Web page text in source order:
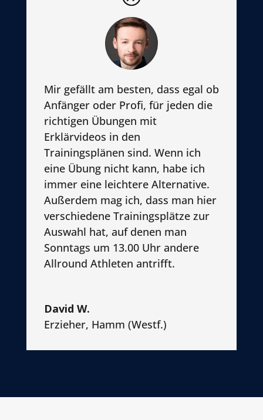
Mir gefällt am besten, dass egal ob
Anfänger oder Profi, für jeden die
richtigen Übungen mit
Erklärvideos in den
Trainingsplänen sind. Wenn ich
eine Übung nicht kann, habe ich
immer eine leichtere Alternative.
Außerdem mag ich, dass man hier
verschiedene Trainingsplätze zur
Auswahl hat, auf denen man
Sonntags um 13.00 Uhr andere
Allround Athleten antrifft.
David W.
Erzieher, Hamm (Westf.)